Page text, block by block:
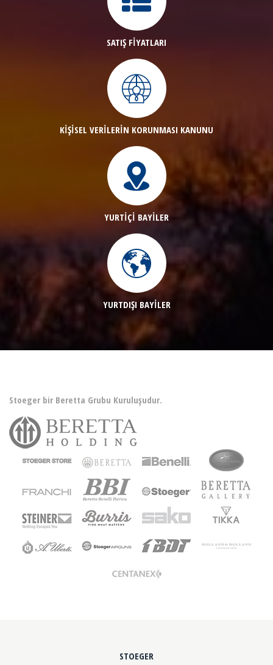
SATIŞ FİYATLARI
KİŞİSEL VERİLERİN KORUNMASI KANUNU
YURTİÇİ BAYİLER
YURTDIŞI BAYİLER
Stoeger bir Beretta Grubu Kuruluşudur.
STOEGER